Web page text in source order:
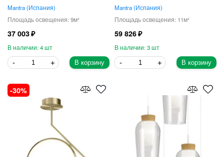
Mantra Испания
9
37 003
4
В корзину
Mantra Испания
11
59 826
3
В корзину
30